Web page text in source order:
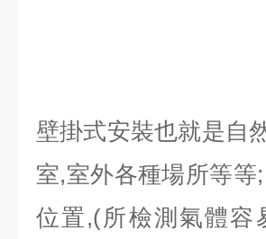
壁掛式安裝也就是自
室,室外各種場所等
位置,(所檢測氣體容